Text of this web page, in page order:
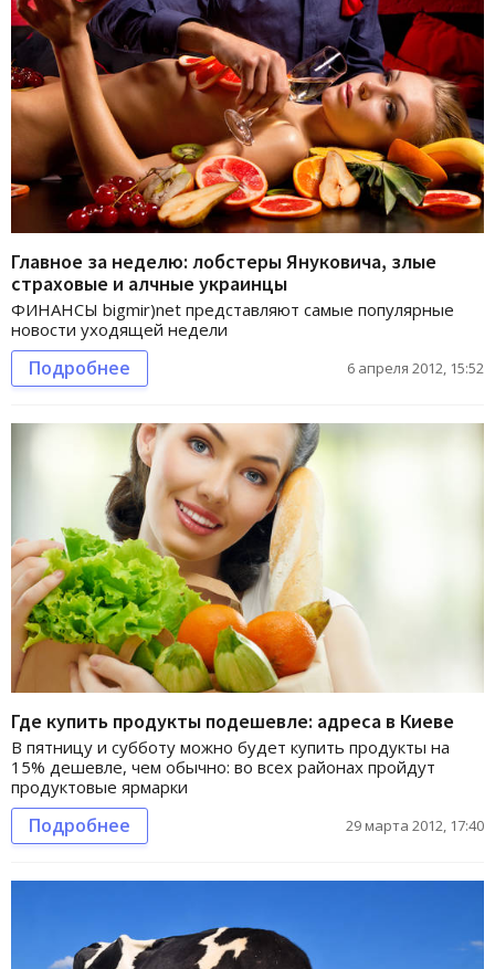
Главное за неделю: лобстеры Януковича, злые
страховые и алчные украинцы
ФИНАНСЫ bigmir)net представляют самые популярные
новости уходящей недели
Подробнее 6 апреля 2012, 15:52
Где купить продукты подешевле: адреса в Киеве
В пятницу и субботу можно будет купить продукты на
15% дешевле, чем обычно: во всех районах пройдут
продуктовые ярмарки
Подробнее 29 марта 2012, 17:40